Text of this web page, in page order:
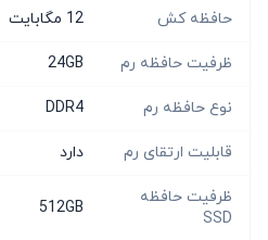
حافظه کش 12 مگابایت
ظرفیت حافظه رم 24GB
نوع حافظه رم DDR4
قابلیت ارتقای رم دارد
ظرفیت حافظه
SSD
512GB